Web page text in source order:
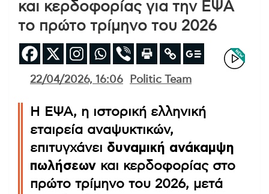
και κερδοφορίας για την ΕΨΑ
το πρώτο τρίμηνο του 2026
22/04/2026, 16:06 Politic Team
Η ΕΨΑ, η ιστορική ελληνική
εταιρεία αναψυκτικών,
επιτυγχάνει δυναμική ανάκαμψη
πωλήσεων και κερδοφορίας στο
πρώτο τρίμηνο του 2026, μετά